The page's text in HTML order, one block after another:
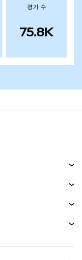
평가 수
75.8K